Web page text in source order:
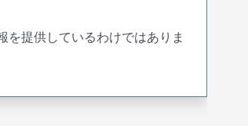
提供しているわけではありま